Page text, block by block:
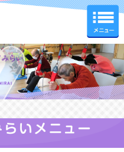
スーパーデイみらい